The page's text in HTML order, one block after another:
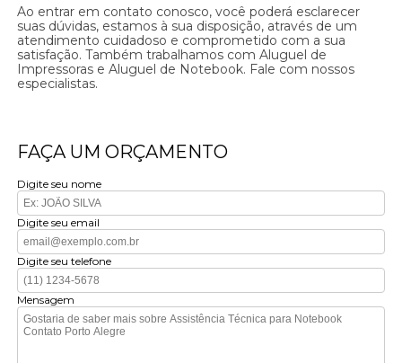
Ao entrar em contato conosco, você poderá esclarecer
suas dúvidas, estamos à sua disposição, através de um
atendimento cuidadoso e comprometido com a sua
satisfação. Também trabalhamos com Aluguel de
Impressoras e Aluguel de Notebook. Fale com nossos
especialistas.
FAÇA UM ORÇAMENTO
Digite seu nome
Digite seu email
Digite seu telefone
Mensagem